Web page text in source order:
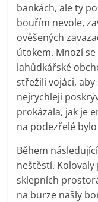
bankách, ale ty
bouřím nevole,
ověšených
útokem. Mnozí
lahůdkářské
střežili vojáci,
nejrychleji
prokázala, jak je
na podezřelé
Během
neštěstí. Kolovaly
sklepních
na burze našly